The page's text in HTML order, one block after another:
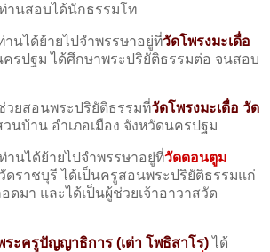
สอบได้นักธรรมโท
ด้ย้ายไปจำพรรษาอยู่ที่วัดโพรงมะเดื่อ
ครปฐม ได้ศึกษาพระปริยัติธรรมต่อ จนสอบ
สอนพระปริยัติธรรมที่วัดโพรงมะเดื่อ วัด
นบ้าน อำเภอเมือง จังหวัดนครปฐม
ได้ย้ายไปจำพรรษาอยู่ที่วัดดอนตูม
ดราชบุรี ได้เป็นครูสอนพระปริยัติธรรมแก่
ดมา และได้เป็นผู้ช่วยเจ้าอาวาสวัด
ระครูปัญญาธิการ (เต่า โพธิสาโร)ได้